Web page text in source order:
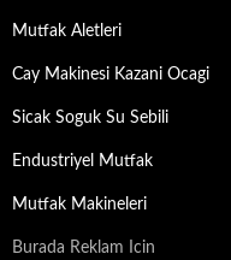
Mutfak Aletleri
Cay Makinesi Kazani Ocagi
Sicak Soguk Su Sebili
Endustriyel Mutfak
Mutfak Makineleri
Burada Reklam Icin